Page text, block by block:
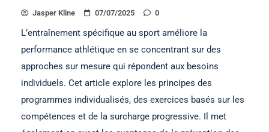
Jasper Kline 07/07/2025 0
L’entraînement spécifique au sport améliore la
performance athlétique en se concentrant sur des
approches sur mesure qui répondent aux besoins
individuels. Cet article explore les principes des
programmes individualisés, des exercices basés sur les
compétences et de la surcharge progressive. Il met